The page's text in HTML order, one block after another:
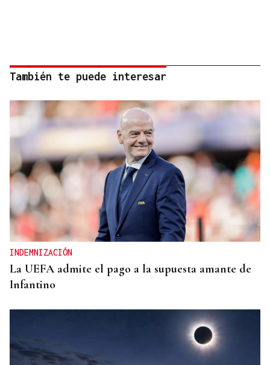
También te puede interesar
INDEMNIZACIÓN
La UEFA admite el pago a la supuesta amante de
Infantino